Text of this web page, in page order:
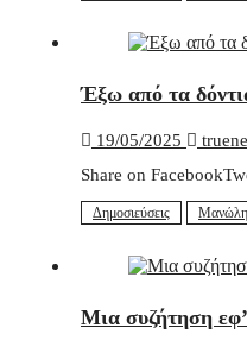
Έξω από τα
19/05/2025
Share on
Δημοσιεύσεις
Μια συζήτηση